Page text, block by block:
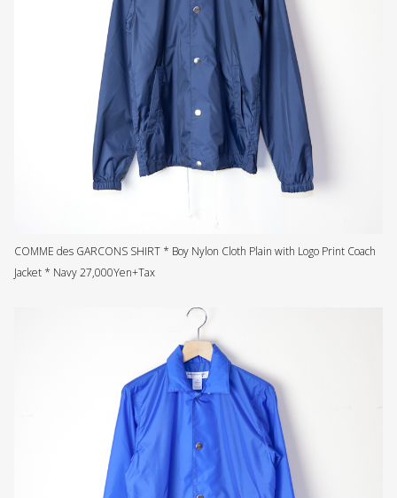
COMME des GARCONS SHIRT * Boy Nylon Cloth Plain with Logo Print Coach
Jacket * Navy 27,000Yen+Tax